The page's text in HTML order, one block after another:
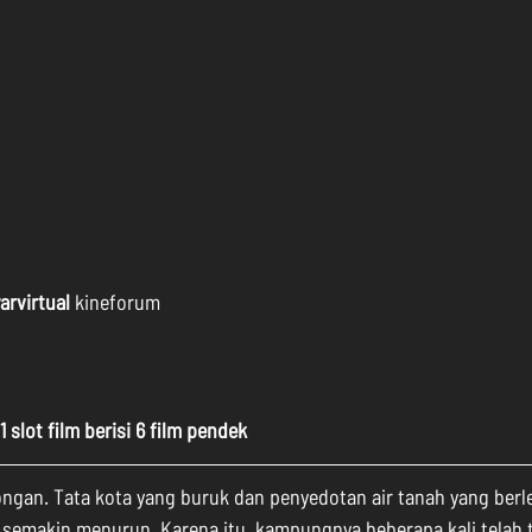
kineforum
slot film berisi 6 film pendek
Tata kota yang buruk dan penyedotan air tanah yang